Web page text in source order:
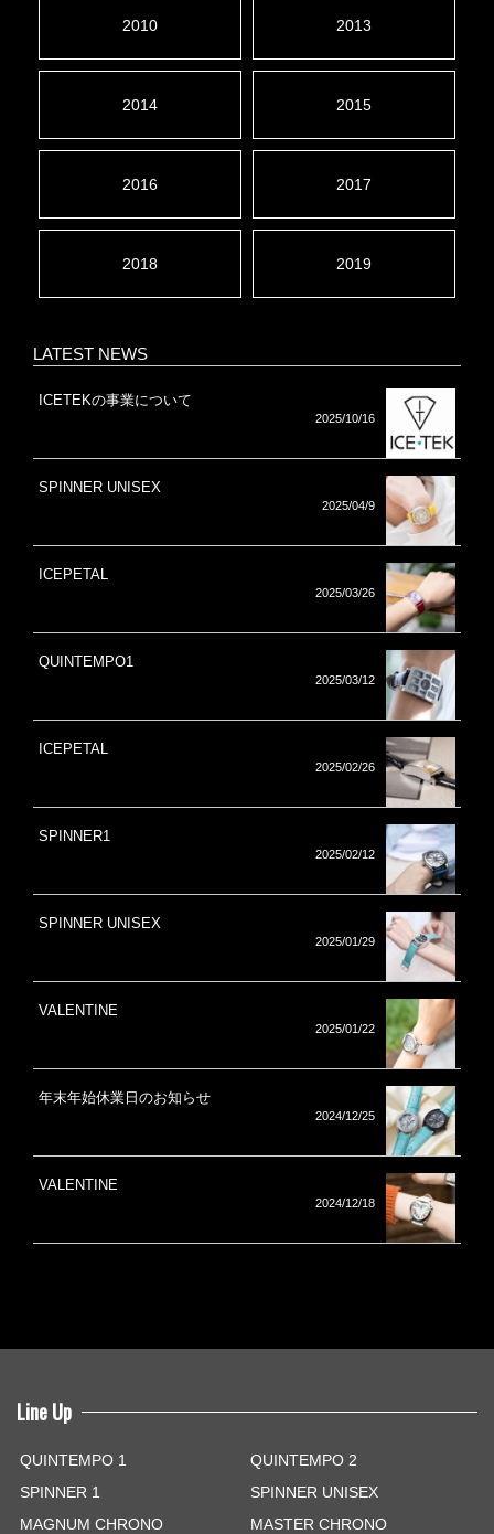
2010 2013
2014 2015
2016 2017
2018 2019
LATEST NEWS
ICETEKの事業について
2025/10/16
SPINNER UNISEX
2025/04/9
ICEPETAL
2025/03/26
QUINTEMPO1
2025/03/12
ICEPETAL
2025/02/26
SPINNER1
2025/02/12
SPINNER UNISEX
2025/01/29
VALENTINE
2025/01/22
年末年始休業日のお知らせ
2024/12/25
VALENTINE
2024/12/18
Line Up
QUINTEMPO 1
QUINTEMPO 2
SPINNER 1
SPINNER UNISEX
MAGNUM CHRONO
MASTER CHRONO